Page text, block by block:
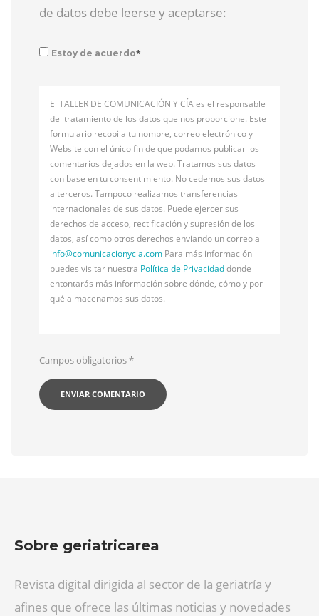
de datos debe leerse y aceptarse:
Estoy de acuerdo*
El TALLER DE COMUNICACIÓN Y CÍA es el responsable
del tratamiento de los datos que nos proporcione. Este
formulario recopila tu nombre, correo electrónico y
Website con el único fin de que podamos publicar los
comentarios dejados en la web. Tratamos sus datos
con base en tu consentimiento. No cedemos sus datos
a terceros. Tampoco realizamos transferencias
internacionales de sus datos. Puede ejercer sus
derechos de acceso, rectificación y supresión de los
datos, así como otros derechos enviando un correo a
info@comunicacionycia.com Para más información
puedes visitar nuestra Política de Privacidaddonde
entontarás más información sobre dónde, cómo y por
qué almacenamos sus datos.
Campos obligatorios*
Sobre geriatricarea
Revista digital dirigida al sector de la geriatría y
afines que ofrece las últimas noticias y novedades